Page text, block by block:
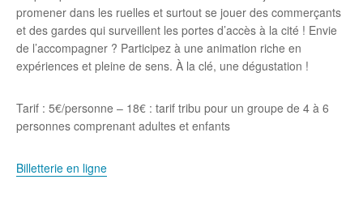
promener dans les ruelles et surtout se jouer des commerçants
et des gardes qui surveillent les portes d’accès à la cité ! Envie
de l’accompagner ? Participez à une animation riche en
expériences et pleine de sens. À la clé, une dégustation !
Tarif : 5€/personne – 18€ : tarif tribu pour un groupe de 4 à 6
personnes comprenant adultes et enfants
Billetterie en ligne